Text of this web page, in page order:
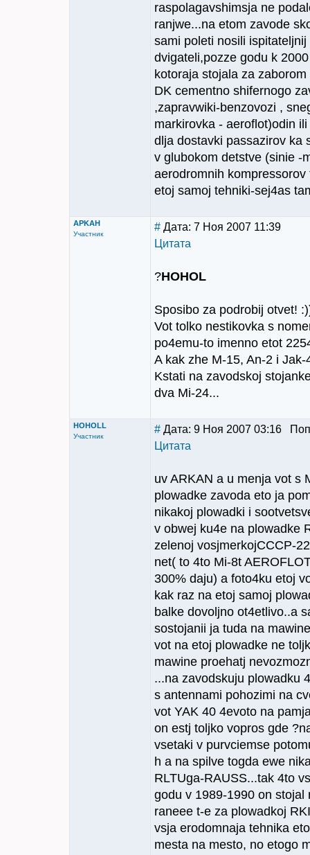
raspolagavshimsja ne
ranjwe...na etom zavode
sami poleti nosili
dvigateli,pozze godu k
kotoraja stojala za
DK cementno shifernogo
,zapravwiki-benzovozi ,
markirovka - aeroflot)odin
dlja dostavki passazirov ka
v glubokom detstve (sinie -
aerodromnih
etoj samoj tehniki-sej4as
APKAH
Участник
# Дата: 7 Ноя 2007 11:39
Цитата
?HOHOL
Sposibo za podrobij otvet!
Vot tolko nestikovka s
po4emu-to imenno etot
A kak zhe M-15, An-2 i
Kstati na zavodskoj
dva Mi-24...
HOHOLL
Участник
# Дата: 9 Ноя 2007 03:16
Цитата
uv ARKAN a u menja vot s
plowadke zavoda eto ja
nikakoj plowadki i
v obwej ku4e na plowadke
zelenoj vosjmerkojСССР-
net( to 4to Mi-8t
300% daju) a foto4ku etoj
kak raz na etoj samoj
balke dovoljno ot4etlivo..a
sostojanii ja tuda na
vot na etoj plowadke ne
mawine proehatj
...na zavodskuju plowadku
s antennami pohozimi na
vot YAK 40 4evoto na
on estj toljko vopros gde
vsetaki v purvciemse
h a na spilve togda ewe
RLTUga-RAUSS...tak 4to
godu v 1989-1990 on
raneee t-e za plowadkoj
vsja erodomnaja tehnika
mesta na mesto, no etogo